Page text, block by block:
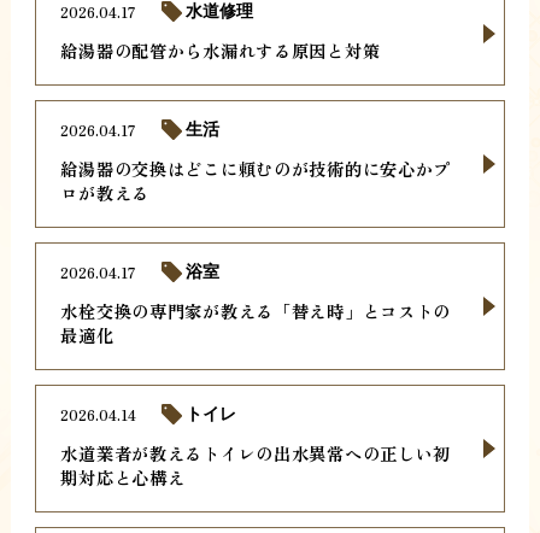
給湯器の配管から水漏れする原因と対策
2026.04.17 水道修理
給湯器の交換はどこに頼むのが技術的に安心かプ
ロが教える
2026.04.17 生活
水栓交換の専門家が教える「替え時」とコストの
最適化
2026.04.17 浴室
水道業者が教えるトイレの出水異常への正しい初
期対応と心構え
2026.04.14 トイレ